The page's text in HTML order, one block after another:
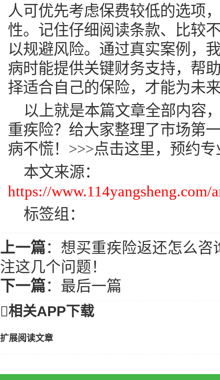
人可优先考虑保费较低的选项
性。记住仔细阅读条款、比较
以规避风险。通过真实案例，
病时能提供关键财务支持，帮
择适合自己的保险，才能为未
以上就是本篇文章全部内容
重疾险？给大家整理了市场第
病不慌！>>>点击这里，预约
本文来源：
https://www.114yangsheng.com/
标签组：
上一篇： 想买重疾险返还怎么
注这几个问题！
下一篇： 最后一篇
相关APP下载
扩展阅读文章